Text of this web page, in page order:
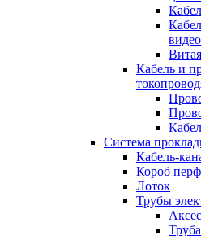
Кабель и
Система
Кабель-
Короб
Лоток
Трубы